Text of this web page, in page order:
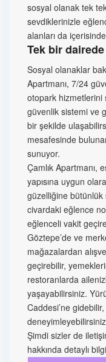
sosyal olanak tek
sevdiklerinizle
alanları da içerisinde
Tek bir
Sosyal olanaklar
Apartmanı, 7/24
otopark hizmetlerini
güvenlik sistemi ve
bir şekilde
mesafesinde
sunuyor.
Çamlık Apartmanı,
yapısına uygun
güzelliğine bütünlük
civardaki eğlence
eğlenceli vakit
Göztepe’de ve
mağazalardan
geçirebilir,
restoranlarda
yaşayabilirsiniz.
Caddesi’ne
Şimdi sizler de
hakkında detaylı